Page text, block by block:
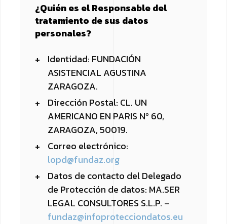
¿Quién es el Responsable del
tratamiento de sus datos
personales?
Identidad: FUNDACIÓN
ASISTENCIAL AGUSTINA
ZARAGOZA.
Dirección Postal: CL. UN
AMERICANO EN PARIS Nº 60,
ZARAGOZA, 50019.
Correo electrónico:
lopd@fundaz.org
Datos de contacto del Delegado
de Protección de datos: MA.SER
LEGAL CONSULTORES S.L.P. –
fundaz@infoprotecciondatos.eu